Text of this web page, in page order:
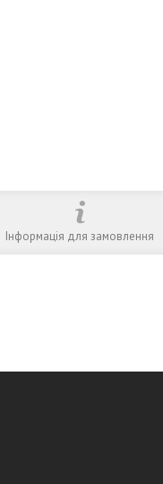
Інформація для замовлення